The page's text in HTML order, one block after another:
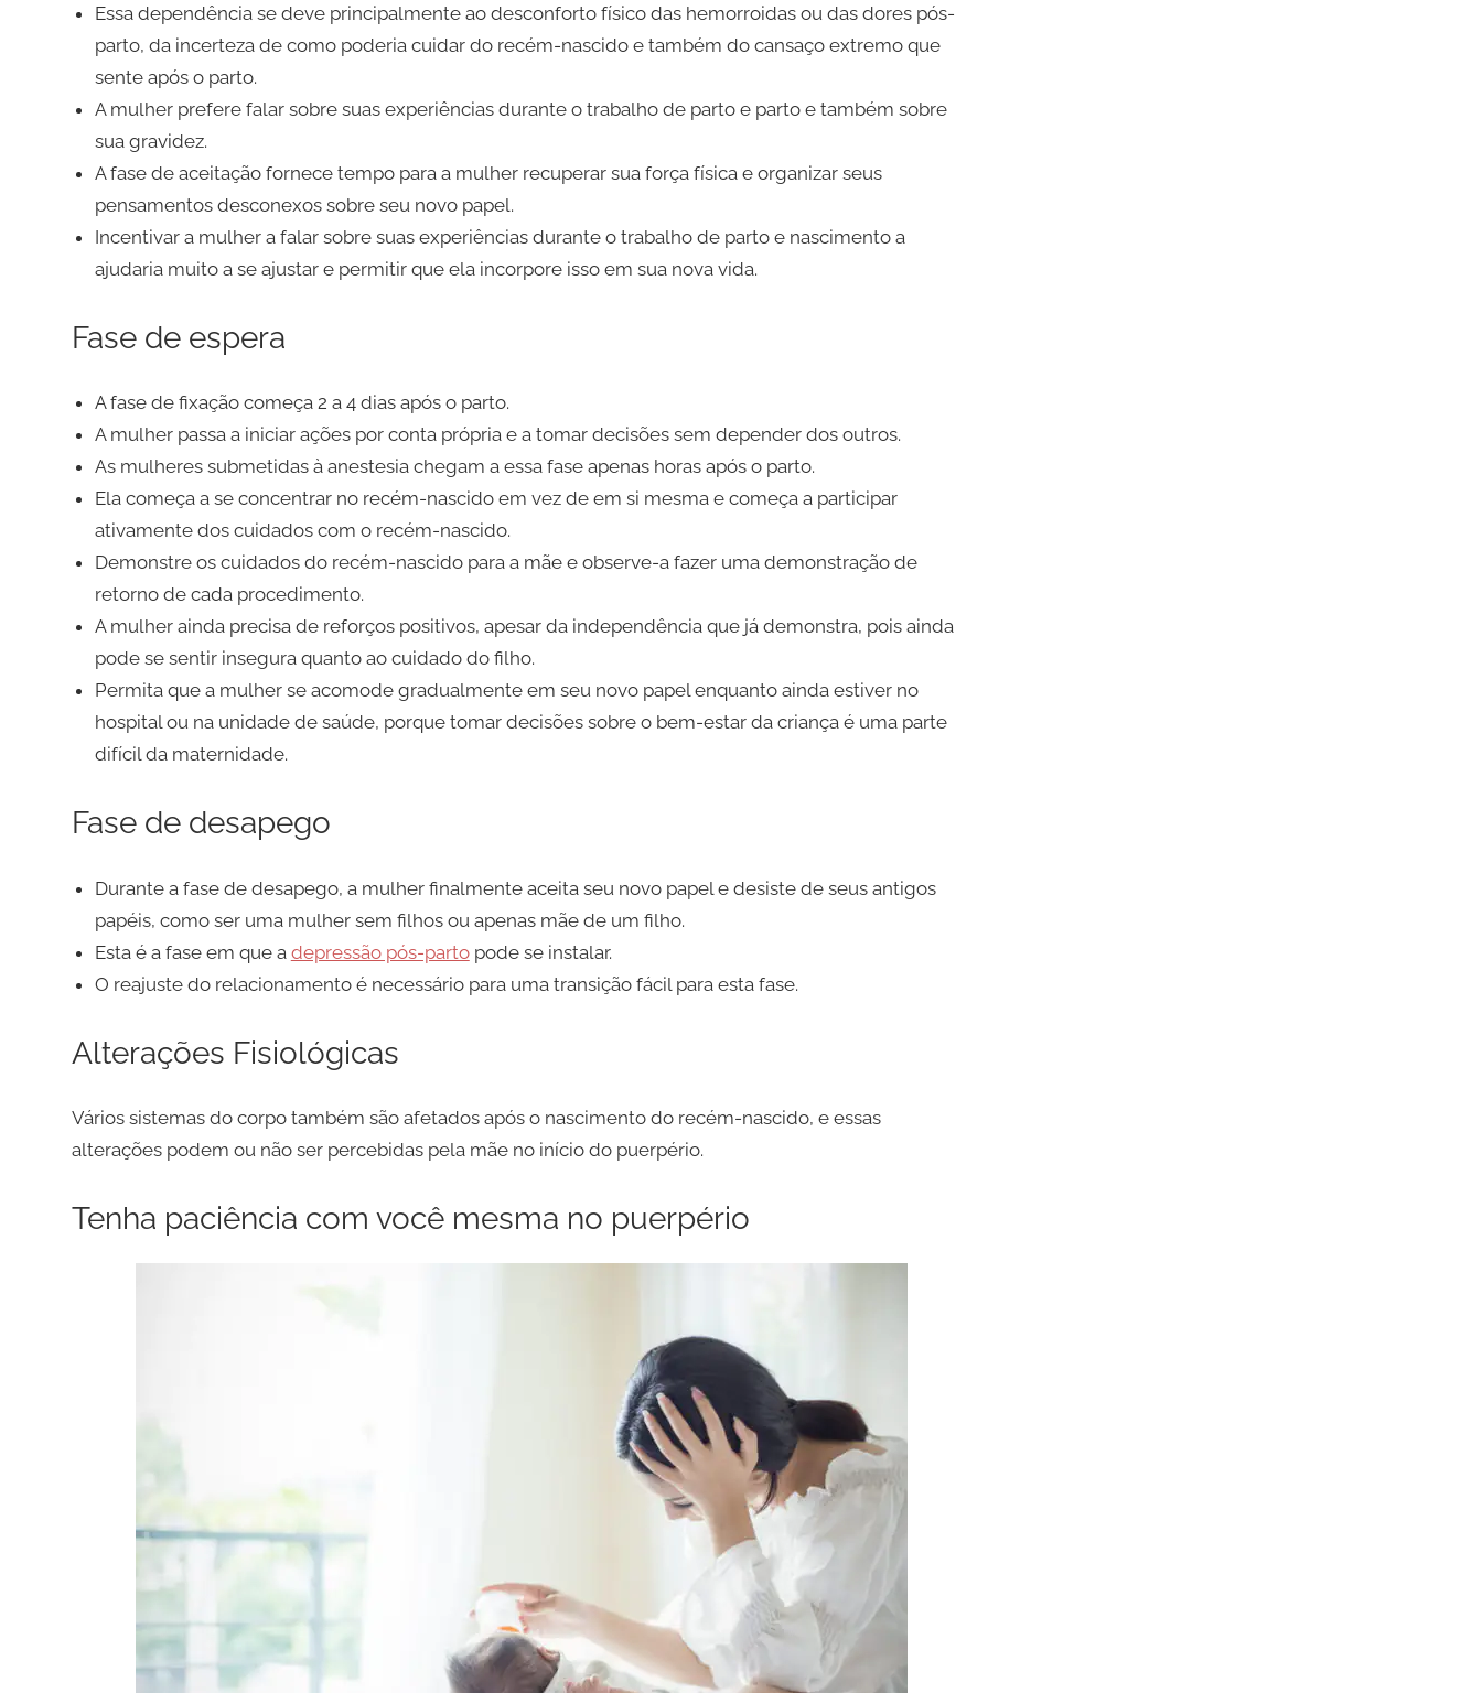
Essa dependência se deve principalmente ao desconforto físico das hemorroidas ou das dores pós-
parto, da incerteza de como poderia cuidar do recém-nascido e também do cansaço extremo que
sente após o parto.
A mulher prefere falar sobre suas experiências durante o trabalho de parto e parto e também sobre
sua gravidez.
A fase de aceitação fornece tempo para a mulher recuperar sua força física e organizar seus
pensamentos desconexos sobre seu novo papel.
Incentivar a mulher a falar sobre suas experiências durante o trabalho de parto e nascimento a
ajudaria muito a se ajustar e permitir que ela incorpore isso em sua nova vida.
Fase de espera
A fase de fixação começa 2 a 4 dias após o parto.
A mulher passa a iniciar ações por conta própria e a tomar decisões sem depender dos outros.
As mulheres submetidas à anestesia chegam a essa fase apenas horas após o parto.
Ela começa a se concentrar no recém-nascido em vez de em si mesma e começa a participar
ativamente dos cuidados com o recém-nascido.
Demonstre os cuidados do recém-nascido para a mãe e observe-a fazer uma demonstração de
retorno de cada procedimento.
A mulher ainda precisa de reforços positivos, apesar da independência que já demonstra, pois ainda
pode se sentir insegura quanto ao cuidado do filho.
Permita que a mulher se acomode gradualmente em seu novo papel enquanto ainda estiver no
hospital ou na unidade de saúde, porque tomar decisões sobre o bem-estar da criança é uma parte
difícil da maternidade.
Fase de desapego
Durante a fase de desapego, a mulher finalmente aceita seu novo papel e desiste de seus antigos
papéis, como ser uma mulher sem filhos ou apenas mãe de um filho.
Esta é a fase em que a depressão pós-partopode se instalar.
O reajuste do relacionamento é necessário para uma transição fácil para esta fase.
Alterações Fisiológicas
Vários sistemas do corpo também são afetados após o nascimento do recém-nascido, e essas
alterações podem ou não ser percebidas pela mãe no início do puerpério.
Tenha paciência com você mesma no puerpério